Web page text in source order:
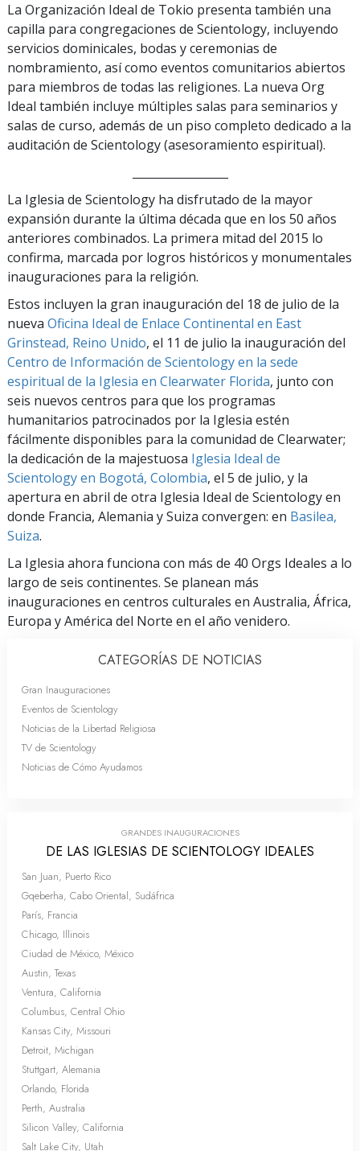
La Organización Ideal de Tokio presenta también una
capilla para congregaciones de Scientology, incluyendo
servicios dominicales, bodas y ceremonias de
nombramiento, así como eventos comunitarios abiertos
para miembros de todas las religiones. La nueva Org
Ideal también incluye múltiples salas para seminarios y
salas de curso, además de un piso completo dedicado a la
auditación de Scientology (asesoramiento espiritual).
La Iglesia de Scientology ha disfrutado de la mayor
expansión durante la última década que en los 50 años
anteriores combinados. La primera mitad del 2015 lo
confirma, marcada por logros históricos y monumentales
inauguraciones para la religión.
Estos incluyen la gran inauguración del 18 de julio de la
nueva Oficina Ideal de Enlace Continental en East
Grinstead, Reino Unido, el 11 de julio la inauguración del
Centro de Información de Scientology en la sede
espiritual de la Iglesia en Clearwater Florida, junto con
seis nuevos centros para que los programas
humanitarios patrocinados por la Iglesia estén
fácilmente disponibles para la comunidad de Clearwater;
la dedicación de la majestuosa Iglesia Ideal de
Scientology en Bogotá, Colombia, el 5 de julio, y la
apertura en abril de otra Iglesia Ideal de Scientology en
donde Francia, Alemania y Suiza convergen: en Basilea,
Suiza.
La Iglesia ahora funciona con más de 40 Orgs Ideales a lo
largo de seis continentes. Se planean más
inauguraciones en centros culturales en Australia, África,
Europa y América del Norte en el año venidero.
CATEGORÍAS DE NOTICIAS
Gran Inauguraciones
Eventos de Scientology
Noticias de la Libertad Religiosa
TV de Scientology
Noticias de Cómo Ayudamos
GRANDES INAUGURACIONES
DE LAS IGLESIAS DE SCIENTOLOGY IDEALES
San Juan, Puerto Rico
Gqeberha, Cabo Oriental, Sudáfrica
París, Francia
Chicago, Illinois
Ciudad de México, México
Austin, Texas
Ventura, California
Columbus, Central Ohio
Kansas City, Missouri
Detroit, Michigan
Stuttgart, Alemania
Orlando, Florida
Perth, Australia
Silicon Valley, California
Salt Lake City, Utah